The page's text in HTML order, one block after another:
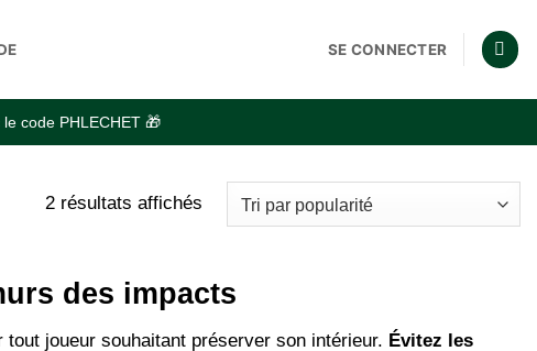
SE CONNECTER
code PHLECHET 🎁
2 résultats affichés
par
des impacts
joueur souhaitant préserver son intérieur. Évitez les